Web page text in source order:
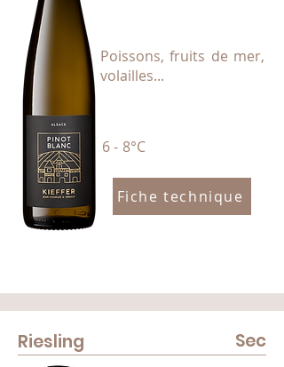
Poissons, fruits de mer,
volailles...
6 - 8°C
Fiche technique
Riesling Sec